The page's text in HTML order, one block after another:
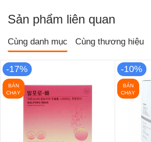
Sản phẩm liên quan
Cùng danh mục Cùng thương hiệu
-17%
BÁN
CHẠY
-10%
BÁN
CHẠY